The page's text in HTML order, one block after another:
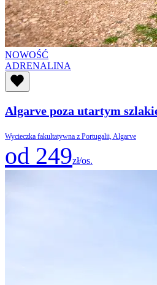
NOWOŚĆ
ADRENALINA
Algarve poza utartym
Wycieczka fakultatywna z Portugalii, Algarve
od 249zł/os.